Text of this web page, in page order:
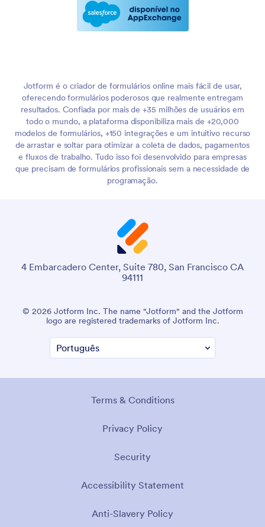
Jotform é o criador de formulários online mais fácil de usar,
oferecendo formulários poderosos que realmente entregam
resultados. Confiada por mais de +35 milhões de usuários em
todo o mundo, a plataforma disponibiliza mais de +20,000
modelos de formulários, +150 integrações e um intuitivo recurso
de arrastar e soltar para otimizar a coleta de dados, pagamentos
e fluxos de trabalho. Tudo isso foi desenvolvido para empresas
que precisam de formulários profissionais sem a necessidade de
programação.
4 Embarcadero Center, Suite 780, San Francisco CA
94111
© 2026 Jotform Inc. The name "Jotform" and the Jotform
logo are registered trademarks of Jotform Inc.
Terms & Conditions
Privacy Policy
Security
Accessibility Statement
Anti-Slavery Policy